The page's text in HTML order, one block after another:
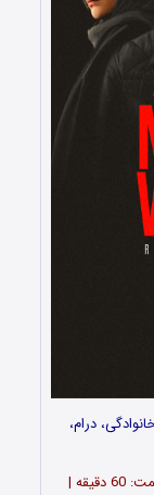
درام،
تعداد قسمت‌ ها: … اپیزود | مدت زمان این قسمت: 60 دقیقه |